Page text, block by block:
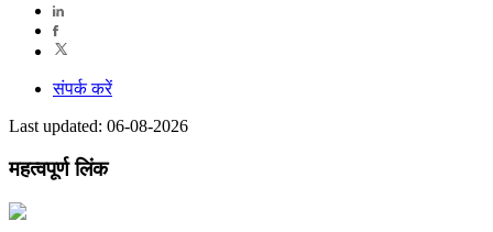
संपर्क करें
Last updated: 06-08-2026
महत्वपूर्ण लिंक